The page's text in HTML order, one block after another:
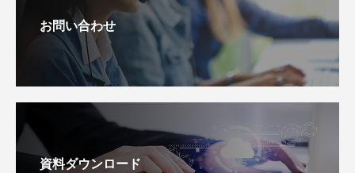
お問い合わせ
資料ダウンロード